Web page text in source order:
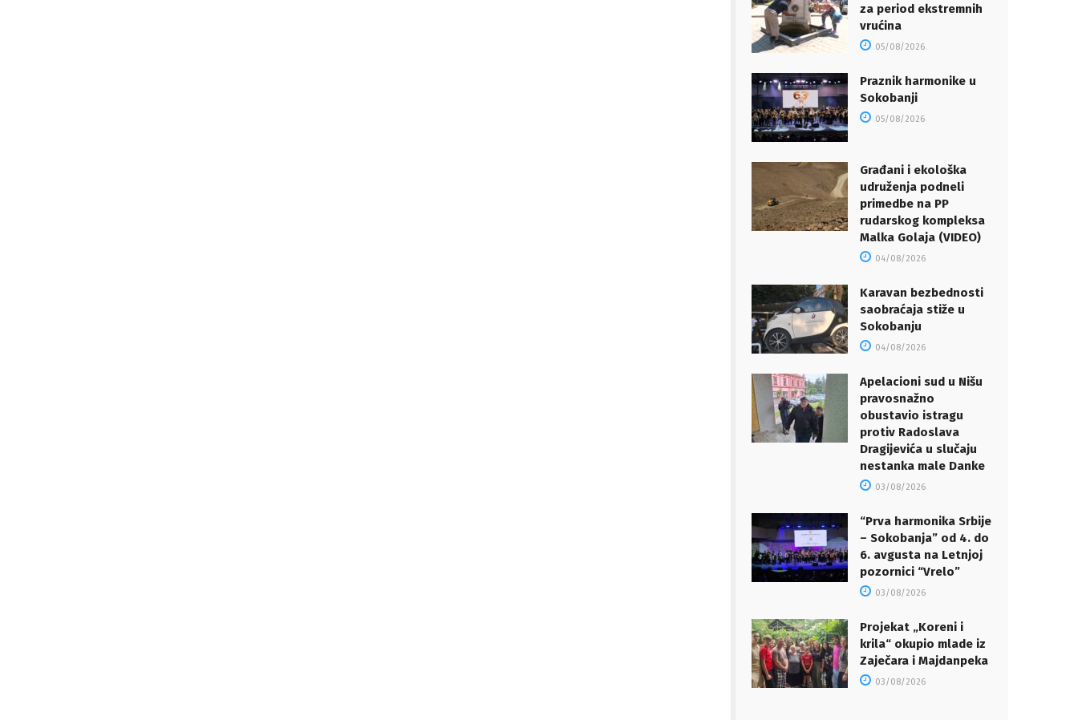
za period ekstremnih
vrućina
05/08/2026
Praznik harmonike u
Sokobanji
05/08/2026
Građani i ekološka
udruženja podneli
primedbe na PP
rudarskog kompleksa
Malka Golaja (VIDEO)
04/08/2026
Karavan bezbednosti
saobraćaja stiže u
Sokobanju
04/08/2026
Apelacioni sud u Nišu
pravosnažno
obustavio istragu
protiv Radoslava
Dragijevića u slučaju
nestanka male Danke
03/08/2026
“Prva harmonika Srbije
– Sokobanja” od 4. do
6. avgusta na Letnjoj
pozornici “Vrelo”
03/08/2026
Projekat „Koreni i
krila“ okupio mlade iz
Zaječara i Majdanpeka
03/08/2026